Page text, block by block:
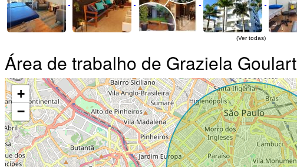
(Ver todas)
Área de trabalho de Graziela Goulart
+
−